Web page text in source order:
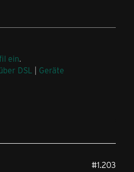
ein.
DSL | Geräte
#1.203